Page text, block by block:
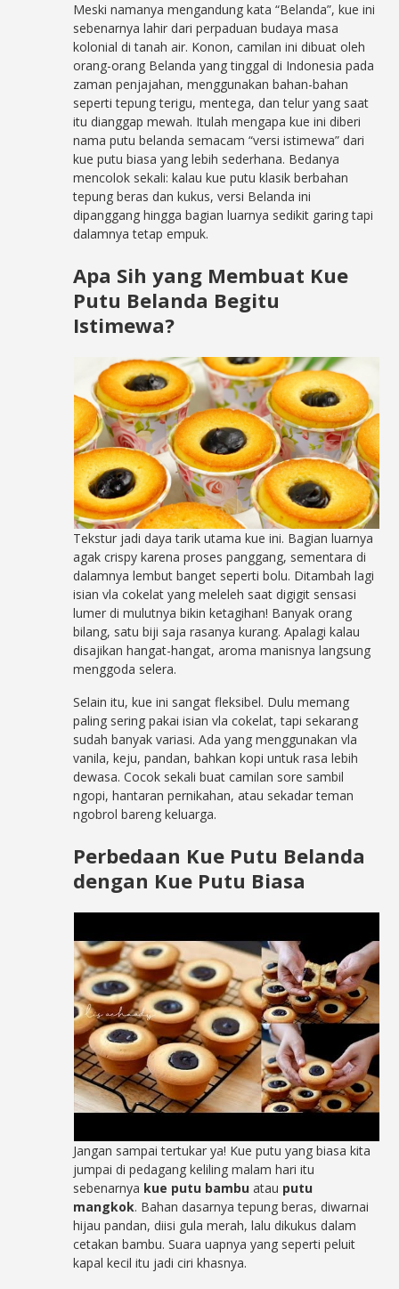
Meski namanya mengandung kata “Belanda”, kue ini
sebenarnya lahir dari perpaduan budaya masa
kolonial di tanah air. Konon, camilan ini dibuat oleh
orang-orang Belanda yang tinggal di Indonesia pada
zaman penjajahan, menggunakan bahan-bahan
seperti tepung terigu, mentega, dan telur yang saat
itu dianggap mewah. Itulah mengapa kue ini diberi
nama putu belanda semacam “versi istimewa” dari
kue putu biasa yang lebih sederhana. Bedanya
mencolok sekali: kalau kue putu klasik berbahan
tepung beras dan kukus, versi Belanda ini
dipanggang hingga bagian luarnya sedikit garing tapi
dalamnya tetap empuk.
Apa Sih yang Membuat Kue
Putu Belanda Begitu
Istimewa?
Tekstur jadi daya tarik utama kue ini. Bagian luarnya
agak crispy karena proses panggang, sementara di
dalamnya lembut banget seperti bolu. Ditambah lagi
isian vla cokelat yang meleleh saat digigit sensasi
lumer di mulutnya bikin ketagihan! Banyak orang
bilang, satu biji saja rasanya kurang. Apalagi kalau
disajikan hangat-hangat, aroma manisnya langsung
menggoda selera.
Selain itu, kue ini sangat fleksibel. Dulu memang
paling sering pakai isian vla cokelat, tapi sekarang
sudah banyak variasi. Ada yang menggunakan vla
vanila, keju, pandan, bahkan kopi untuk rasa lebih
dewasa. Cocok sekali buat camilan sore sambil
ngopi, hantaran pernikahan, atau sekadar teman
ngobrol bareng keluarga.
Perbedaan Kue Putu Belanda
dengan Kue Putu Biasa
Jangan sampai tertukar ya! Kue putu yang biasa kita
jumpai di pedagang keliling malam hari itu
sebenarnya kue putu bambu atau putu
mangkok. Bahan dasarnya tepung beras, diwarnai
hijau pandan, diisi gula merah, lalu dikukus dalam
cetakan bambu. Suara uapnya yang seperti peluit
kapal kecil itu jadi ciri khasnya.